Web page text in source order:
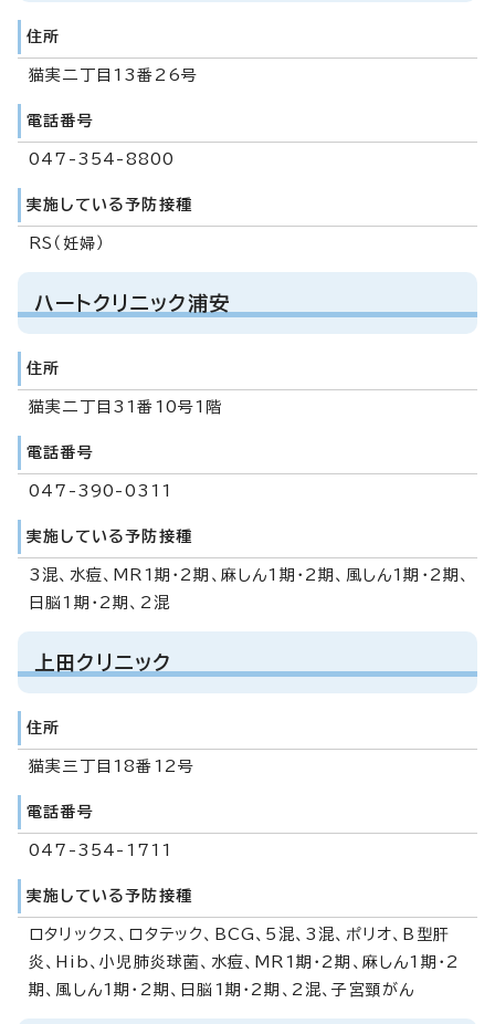
住所
猫実二丁目13番26号
電話番号
047-354-8800
実施している予防接種
RS（妊婦）
ハートクリニック浦安
住所
猫実二丁目31番10号1階
電話番号
047-390-0311
実施している予防接種
3混、水痘、MR1期・2期、麻しん1期・2期、風しん1期・2期、
日脳1期・2期、2混
上田クリニック
住所
猫実三丁目18番12号
電話番号
047-354-1711
実施している予防接種
ロタリックス、ロタテック、BCG、5混、3混、ポリオ、B型肝
炎、Hib、小児肺炎球菌、水痘、MR1期・2期、麻しん1期・2
期、風しん1期・2期、日脳1期・2期、2混、子宮頸がん